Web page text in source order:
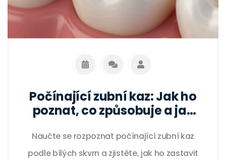
Počínající zubní kaz: Jak ho
poznat, co způsobuje a jak
Naučte se rozpoznat počínající zubní kaz
podle bílých skvrn a zjistěte, jak ho zastavit